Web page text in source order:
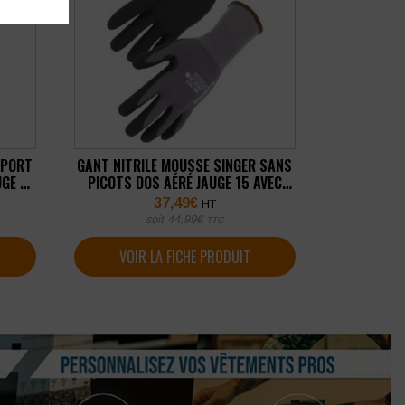
10
GANT NITRILE MOUSSE SINGER SANS
PICOTS DOS AÉRÉ JAUGE 15 AVEC
RENFORT (LOT DE 10 PAIRES)
37,49€ HT
soit 44,99€ TTC
VOIR LA FICHE PRODUIT